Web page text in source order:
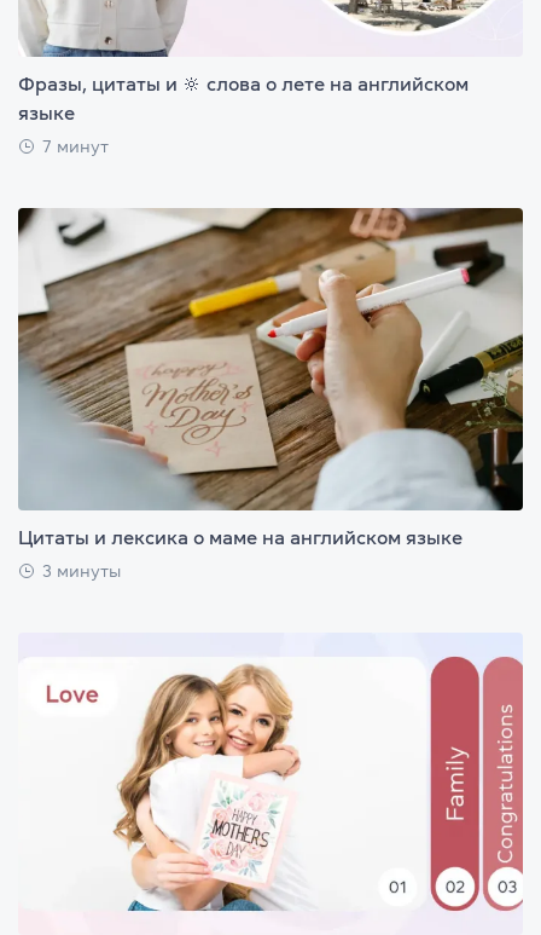
Фразы, цитаты и 🔆 слова о лете на английском
языке
7 минут
Цитаты и лексика о маме на английском языке
3 минуты